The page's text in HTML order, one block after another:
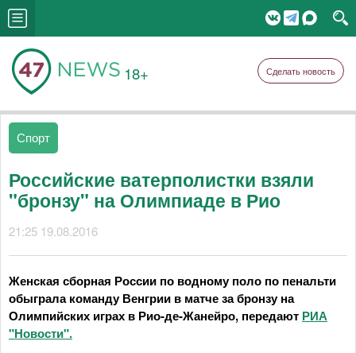
18+ Сделать новость
Спорт
Российские ватерполистки взяли
"бронзу" на Олимпиаде в Рио
21:25 19.08.2016
Женская сборная России по водному поло по пенальти
обыграла команду Венгрии в матче за бронзу на
Олимпийских играх в Рио-де-Жанейро, передают РИА
"Новости".